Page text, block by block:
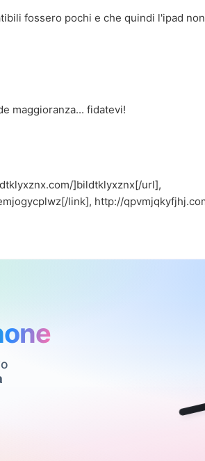
fossero pochi e che quindi l'ipad
maggioranza... fidatevi!
]bildtklyxznx[/url],
link], http://